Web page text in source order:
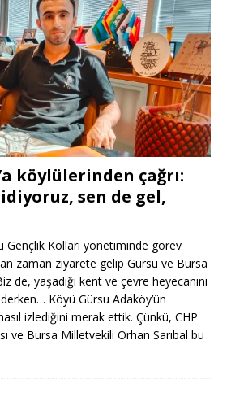
köylülerinden çağrı:
sen de gel,
Gençlik Kolları yönetiminde görev
zaman ziyarete gelip Gürsu ve Bursa
de, yaşadığı kent ve çevre heyecanını
Köyü Gürsu Adaköy’ün
izlediğini merak ettik. Çünkü, CHP
ve Bursa Milletvekili Orhan Sarıbal bu